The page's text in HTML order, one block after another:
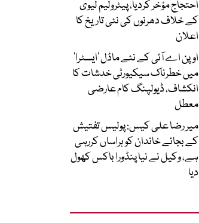
احتجاج مؤخر کردیا، پیٹرولیم لیوی
کے خلاف دھرنوں کی نئی تاریخ کا
اعلان
اوپن اے آئی کے نئے ماڈل ’ایسٹرا‘
میں خطرناک سیکیورٹی خدشات کا
انکشاف، ڈیولپنگ کام عارضی
معطل
میر رضا علی کیس: پولیس تفتیش
کے بجائے خاندان کو ہراساں کررہی
ہے، وکیل نے نیا پنڈورا باکس کھول
دیا